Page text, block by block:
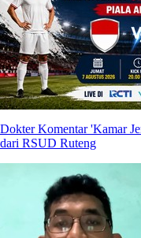
Dokter Komentar 'Kamar
dari RSUD Ruteng